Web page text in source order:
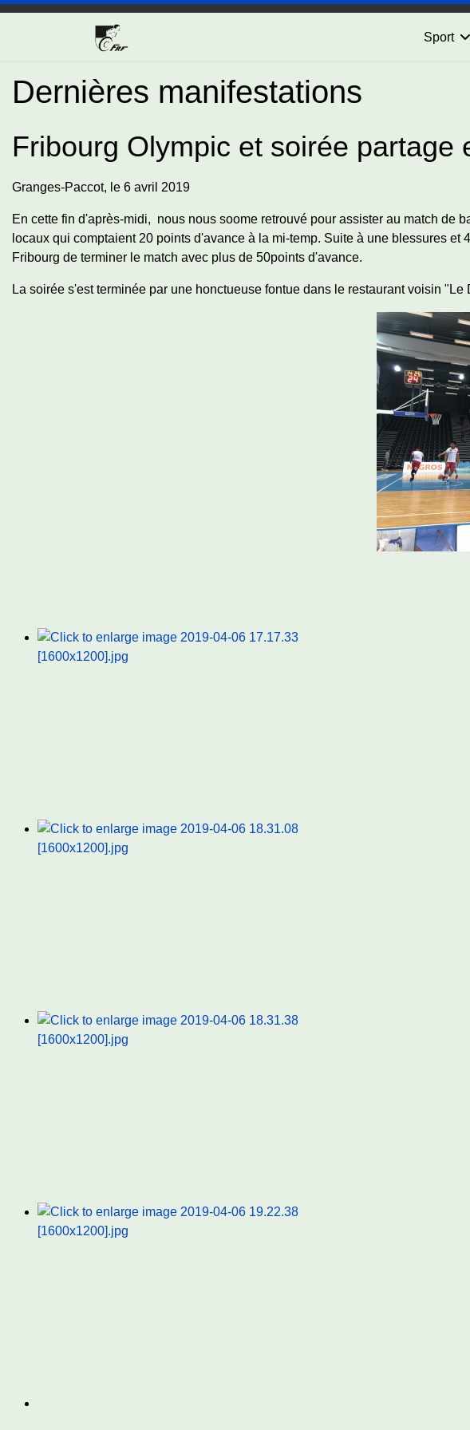
Sport
Dernières manifestations
Fribourg Olympic et soirée partage
Granges-Paccot, le 6 avril 2019
En cette fin d'après-midi, nous nous soome retrouvé pour assister au match de
locaux qui comptaient 20 points d'avance à la mi-temp. Suite à une blessures
Fribourg de terminer le match avec plus de 50points d'avance.
La soirée s'est terminée par une honctueuse fontue dans le restaurant voisin